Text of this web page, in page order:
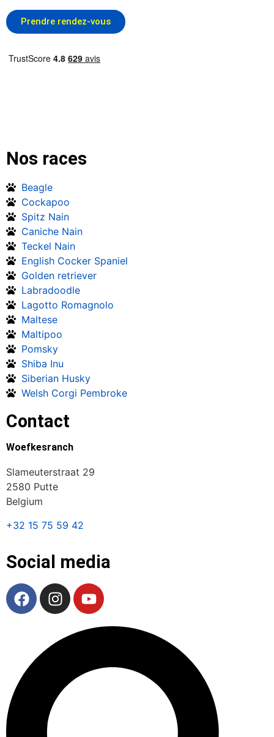
Prendre rendez-vous
Nos races
Beagle
Cockapoo
Spitz Nain
Caniche Nain
Teckel Nain
English Cocker Spaniel
Golden retriever
Labradoodle
Lagotto Romagnolo
Maltese
Maltipoo
Pomsky
Shiba Inu
Siberian Husky
Welsh Corgi Pembroke
Contact
Woefkesranch
Slameuterstraat 29
2580 Putte
Belgium
+32 15 75 59 42
Social media